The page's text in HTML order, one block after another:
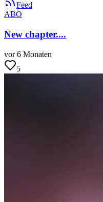
Feed
ABO
New chapter....
vor 6 Monaten
5